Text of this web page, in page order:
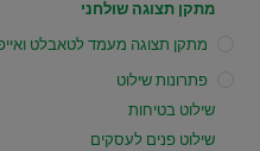
מתקן תצוגה שולחני
מתקן תצוגה מעמד לטאבלט
פתרונות שילוט
שילוט בטיחות
שילוט פנים לעסקים